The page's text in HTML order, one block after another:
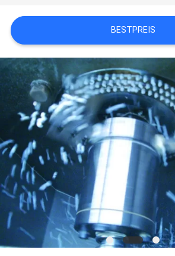
SITEMAP
PRIVACY
POLICY
BESTPREIS